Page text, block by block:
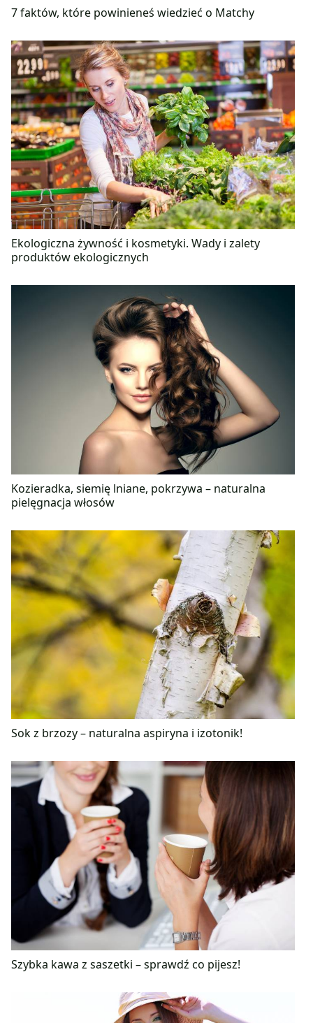
7 faktów, które powinieneś wiedzieć o Matchy
Ekologiczna żywność i kosmetyki. Wady i zalety
produktów ekologicznych
Kozieradka, siemię lniane, pokrzywa – naturalna
pielęgnacja włosów
Sok z brzozy – naturalna aspiryna i izotonik!
Szybka kawa z saszetki – sprawdź co pijesz!